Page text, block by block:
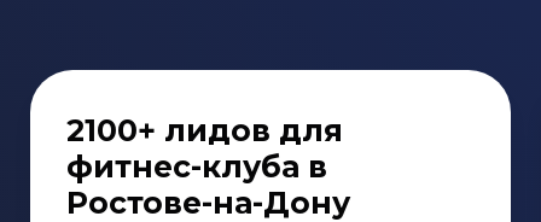
2100+ лидов для
фитнес-клуба в
Ростове-на-Дону